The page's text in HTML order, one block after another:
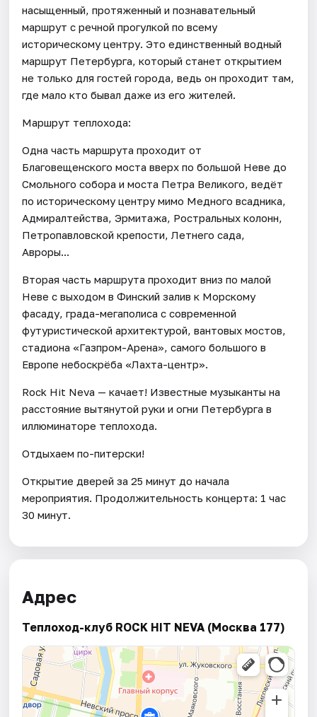
насыщенный, протяженный и познавательный
маршрут с речной прогулкой по всему
историческому центру. Это единственный водный
маршрут Петербурга, который станет открытием
не только для гостей города, ведь он проходит там,
где мало кто бывал даже из его жителей.
Маршрут теплохода:
Одна часть маршрута проходит от
Благовещенского моста вверх по большой Неве до
Смольного собора и моста Петра Великого, ведёт
по историческому центру мимо Медного всадника,
Адмиралтейства, Эрмитажа, Ростральных колонн,
Петропавловской крепости, Летнего сада,
Авроры...
Вторая часть маршрута проходит вниз по малой
Неве с выходом в Финский залив к Морскому
фасаду, града-мегаполиса с современной
футуристической архитектурой, вантовых мостов,
стадиона «Газпром-Арена», самого большого в
Европе небоскрёба «Лахта-центр».
Rock Hit Neva — качает! Известные музыканты на
расстояние вытянутой руки и огни Петербурга в
иллюминаторе теплохода.
Отдыхаем по-питерски!
Открытие дверей за 25 минут до начала
мероприятия. Продолжительность концерта: 1 час
30 минут.
Адрес
Теплоход-клуб ROCK HIT NEVA (Москва 177)